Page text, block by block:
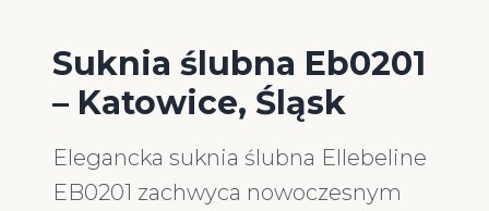
Suknia ślubna Eb0201
– Katowice, Śląsk
Elegancka suknia ślubna Ellebeline
EB0201 zachwyca nowoczesnym